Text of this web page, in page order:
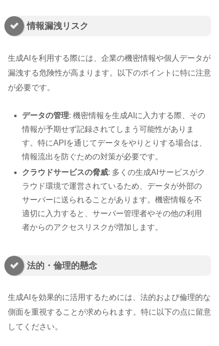
情報漏洩リスク
生成AIを利用する際には、企業の機密情報や個人データが
漏洩する危険性が高まります。以下のポイントに特に注意
が必要です。
データの管理: 機密情報を生成AIに入力する際、その
情報が予期せず記録されてしまう可能性がありま
す。特にAPIを通じてデータをやりとりする場合は、
情報流出を防ぐための対策が必要です。
クラウドサービスの脅威: 多くの生成AIサービスがク
ラウド環境で運営されているため、データが外部の
サーバーに送られることがあります。機密情報を不
適切に入力すると、サーバー管理者やその他の利用
者からのアクセスリスクが増加します。
法的・倫理的懸念
生成AIを効果的に活用するためには、法的および倫理的な
側面を重視することが求められます。特に以下の点に留意
してください。